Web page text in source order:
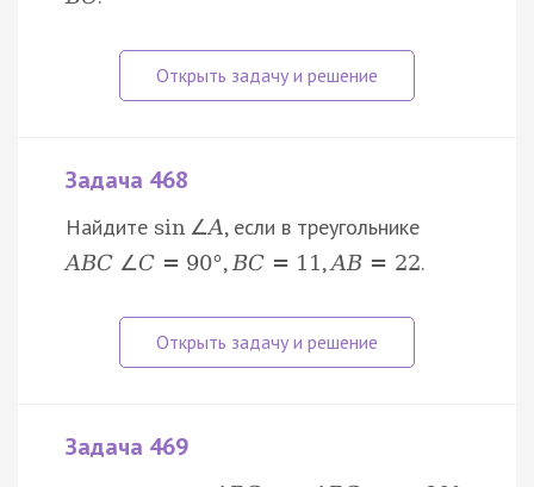
Задача 468
Найдите sin ∠A, если в треугольнике
ABC ∠C = 90°,BC = 11,AB = 22.
Задача 469